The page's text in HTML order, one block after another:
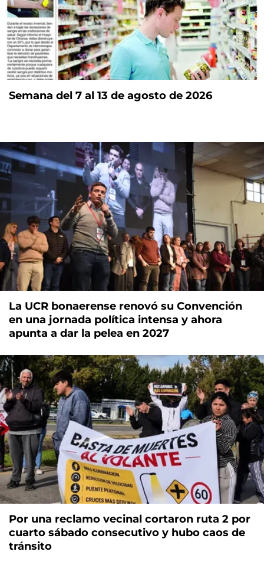
Semana del 7 al 13 de agosto de 2026
La UCR bonaerense renovó su Convención
en una jornada política intensa y ahora
apunta a dar la pelea en 2027
Por una reclamo vecinal cortaron ruta 2 por
cuarto sábado consecutivo y hubo caos de
tránsito